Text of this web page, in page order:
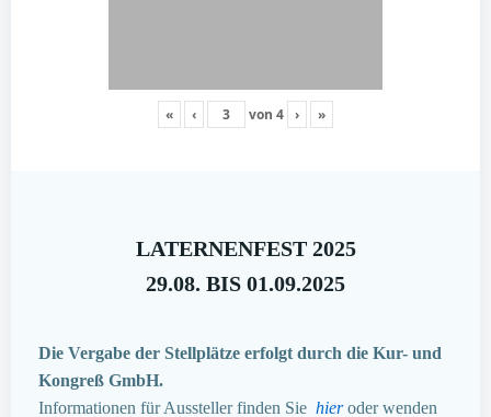
« ‹ von 4 › »
LATERNENFEST 2025
29.08. BIS 01.09.2025
Die Vergabe der Stellplätze erfolgt durch die Kur- und
Kongreß GmbH.
Informationen für Aussteller finden Sie hieroder wenden